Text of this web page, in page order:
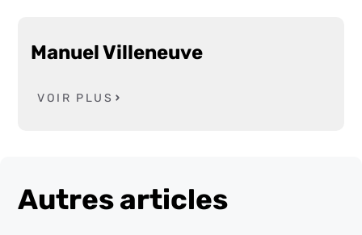
Manuel Villeneuve
VOIR PLUS
Autres articles